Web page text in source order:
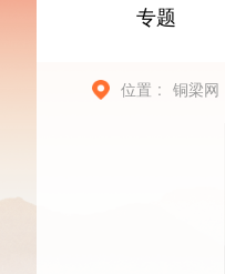
专题
位置 : 铜梁网